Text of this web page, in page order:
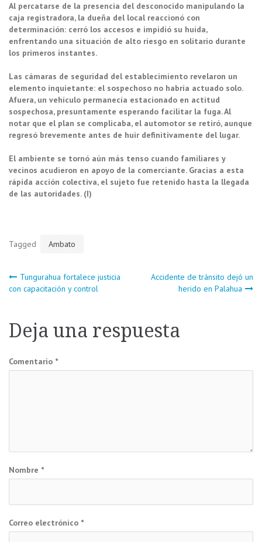
Al percatarse de la presencia del desconocido manipulando la
caja registradora, la dueña del local reaccionó con
determinación: cerró los accesos e impidió su huida,
enfrentando una situación de alto riesgo en solitario durante
los primeros instantes.
Las cámaras de seguridad del establecimiento revelaron un
elemento inquietante: el sospechoso no habría actuado solo.
Afuera, un vehículo permanecía estacionado en actitud
sospechosa, presuntamente esperando facilitar la fuga. Al
notar que el plan se complicaba, el automotor se retiró, aunque
regresó brevemente antes de huir definitivamente del lugar.
El ambiente se tornó aún más tenso cuando familiares y
vecinos acudieron en apoyo de la comerciante. Gracias a esta
rápida acción colectiva, el sujeto fue retenido hasta la llegada
de las autoridades. (I)
Tagged Ambato
Navegación
entradas
Tungurahua fortalece justicia
con capacitación y control
Accidente de tránsito dejó un
herido en Palahua
Deja una respuesta
Comentario *
Nombre *
Correo electrónico *